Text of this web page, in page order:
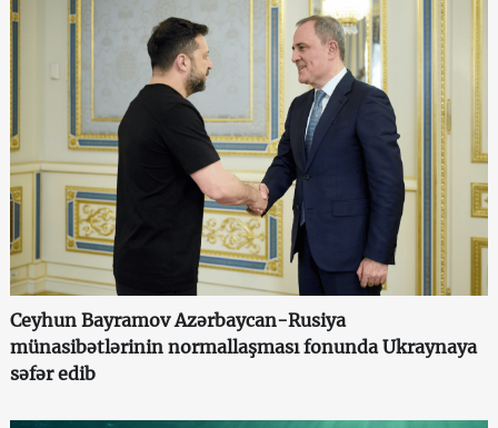
Ceyhun Bayramov Azərbaycan-Rusiya
münasibətlərinin normallaşması fonunda Ukraynaya
səfər edib